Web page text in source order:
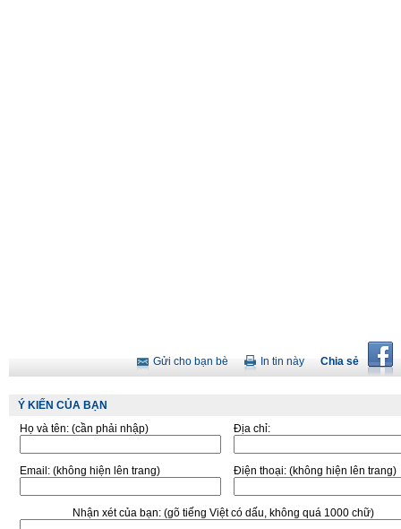
Chia sẻ
In tin này
Gửi cho bạn bè
Ý KIẾN CỦA BẠN
Họ và tên: (cần phải nhập) Địa chỉ:
Email: (không hiện lên trang) Điện thoại: (không hiện lên trang)
Nhận xét của bạn:(gõ tiếng Việt có dấu, không quá 1000 chữ)